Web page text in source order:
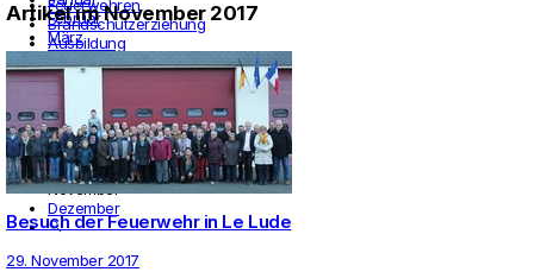
Feuerwehren
Brandschutzerziehung
Ausbildung
Termine
Infos
Februar
März
April
Mai
Juli
August
September
Oktober
November
Dezember
search
Artikel im November 2017
Besuch der Feuerwehr in Le Lude
29. November 2017